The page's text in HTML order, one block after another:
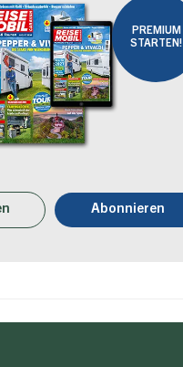
PREMIUM
STARTEN!
Abonnieren